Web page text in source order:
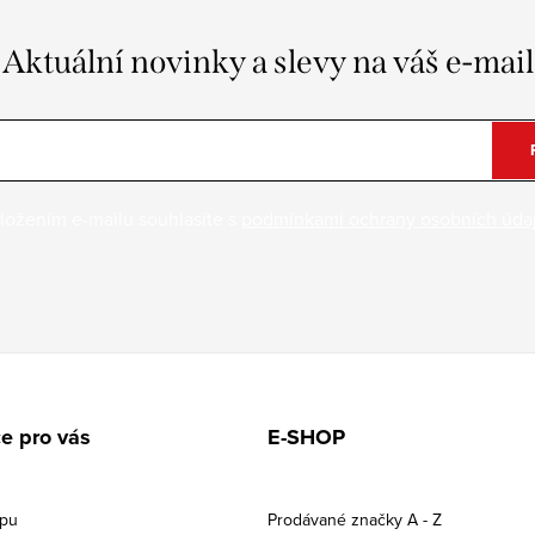
Aktuální novinky a slevy na váš e-mail
pro vás E-SHOP
Prodávané značky A - Z